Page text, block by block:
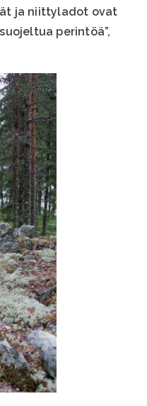
ja niittyladot ovat
perintöä”,